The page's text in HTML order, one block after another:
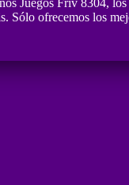
Juegos Friv 8304, los
ofrecemos los